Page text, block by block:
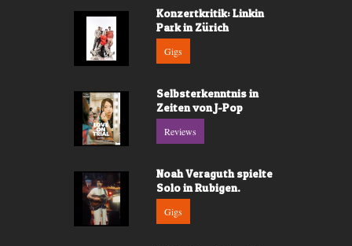
Konzertkritik: Linkin
Park in Zürich
Gigs
Selbsterkenntnis in
Zeiten von J-Pop
Reviews
Noah Veraguth spielte
Solo in Rubigen.
Gigs